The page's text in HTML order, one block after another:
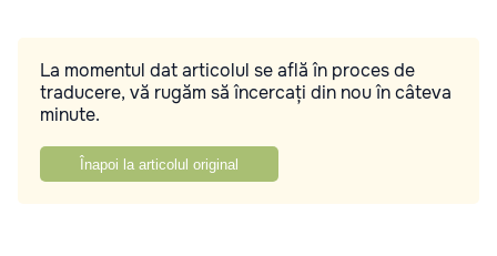
La momentul dat articolul se află în proces de
traducere, vă rugăm să încercați din nou în câteva
minute.
Înapoi la articolul original